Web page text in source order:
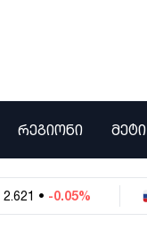
ᲠᲔᲒᲘᲝᲜᲘ ᲛᲔᲢᲘ
• -0.05%